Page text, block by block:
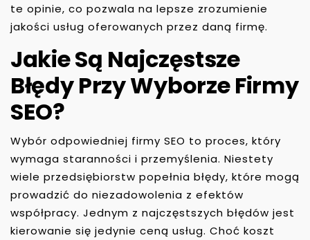
te opinie, co pozwala na lepsze zrozumienie
jakości usług oferowanych przez daną firmę.
Jakie Są Najczęstsze
Błędy Przy Wyborze Firmy
SEO?
Wybór odpowiedniej firmy SEO to proces, który
wymaga staranności i przemyślenia. Niestety
wiele przedsiębiorstw popełnia błędy, które mogą
prowadzić do niezadowolenia z efektów
współpracy. Jednym z najczęstszych błędów jest
kierowanie się jedynie ceną usług. Choć koszt